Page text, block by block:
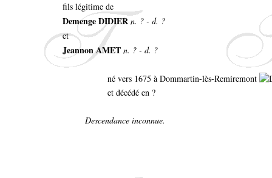
fils légitime de
Demenge DIDIER n. ? - d. ?
et
Jeannon AMET n. ? - d. ?
né vers 1675 à Dommartin-lès-Remiremont
et décédé en ?
Descendance inconnue.